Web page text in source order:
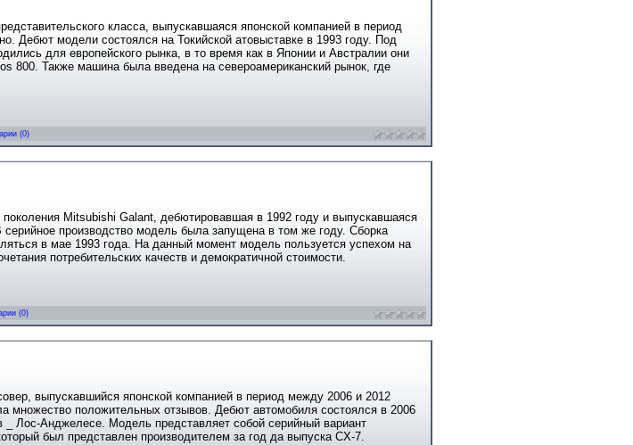
класса, выпускавшаяся японской компанией в период
Дебют модели состоялся на Токийской атовыставке в 1993 году. Под
для европейского рынка, в то время как в Японии и Австралии они
800. Также машина была введена на североамериканский рынок, где
(0)
Mitsubishi Galant, дебютировавшая в 1992 году и выпускавшаяся
производство модель была запущена в том же году. Сборка
в мае 1993 года. На данный момент модель пользуется успехом на
потребительских качеств и демократичной стоимости.
(0)
выпускавшийся японской компанией в период между 2006 и 2012
множество положительных отзывов. Дебют автомобиля состоялся в 2006
_ Лос-Анджелесе. Модель представляет собой серийный вариант
был представлен производителем за год да выпуска CX-7.